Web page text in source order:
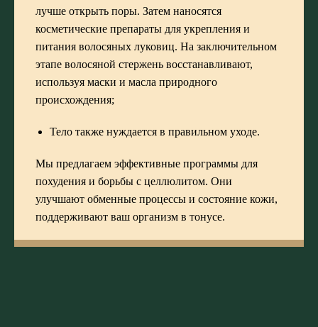
лучше открыть поры. Затем наносятся
косметические препараты для укрепления и
питания волосяных луковиц. На заключительном
этапе волосяной стержень восстанавливают,
используя маски и масла природного
происхождения;
Тело также нуждается в правильном уходе.
Мы предлагаем эффективные программы для
похудения и борьбы с целлюлитом. Они
улучшают обменные процессы и состояние кожи,
поддерживают ваш организм в тонусе.